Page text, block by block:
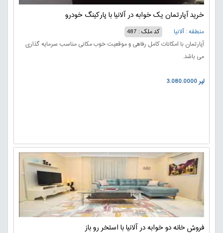
خرید آپارتمان یک خوابه در آلانیا با پارکینگ خودرو
منطقه : آلانیا
کد ملک : 487
آپارتمان با امکانات کامل رفاهی و موقعیت خوب مکانی مناسب سرمایه گذاری
می باشد.
3.080.0000 لیر
فروش خانه دو خوابه در آلانیا با استخر رو باز